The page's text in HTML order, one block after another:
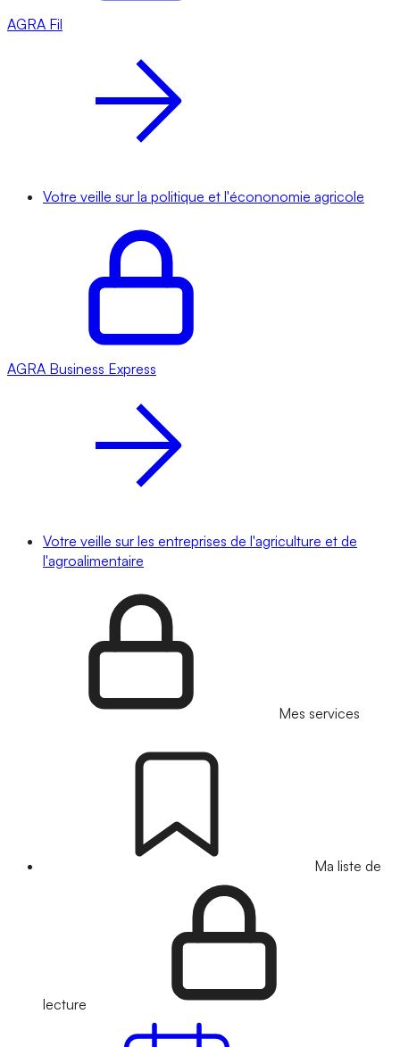
AGRA Fil
Votre veille sur la politique et l'écononomie agricole
AGRA Business Express
Votre veille sur les entreprises de l'agriculture et de
l'agroalimentaire
Mes services
Ma liste de
lecture